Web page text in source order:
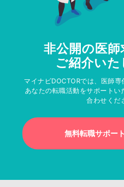
非公開の医師
ご紹介いた
マイナビDOCTORでは、医師
あなたの転職活動をサポートい
合わせくだ
無料転職サポー